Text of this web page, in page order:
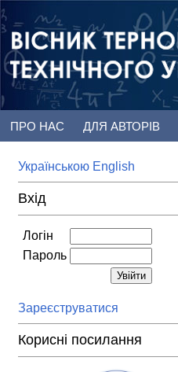
ПРО НАС ДЛЯ АВТОРІВ
Українською English
Вхід
Логін
Пароль
Зареєструватися
Корисні посилання